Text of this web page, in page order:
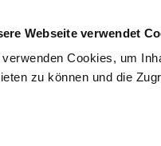
Webseite verwendet
Cookies, um
zu können und die